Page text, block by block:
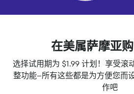
在美属萨摩亚
选择试用期为 $1.99 计划！享受滚
整功能--所有这些都是为方便您而
作吧